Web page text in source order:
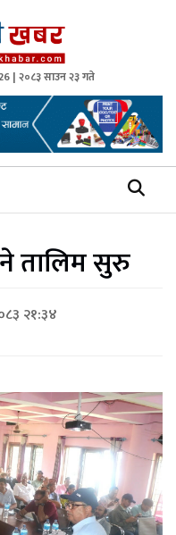
| २०८३ साउन २३ गते
तालिम सुरु
२१:३४